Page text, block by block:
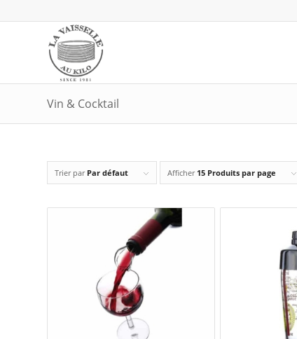
Vin & Cocktail
Trier par Par défaut Afficher 15 Produits par page